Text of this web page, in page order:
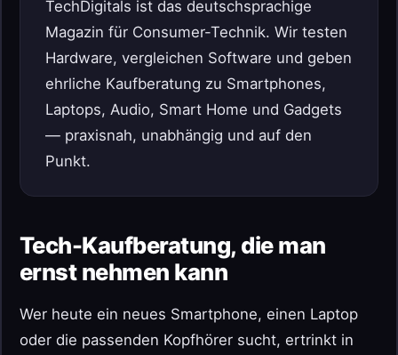
TechDigitals ist das deutschsprachige
Magazin für Consumer-Technik. Wir testen
Hardware, vergleichen Software und geben
ehrliche Kaufberatung zu Smartphones,
Laptops, Audio, Smart Home und Gadgets
— praxisnah, unabhängig und auf den
Punkt.
Tech-Kaufberatung, die man
ernst nehmen kann
Wer heute ein neues Smartphone, einen Laptop
oder die passenden Kopfhörer sucht, ertrinkt in